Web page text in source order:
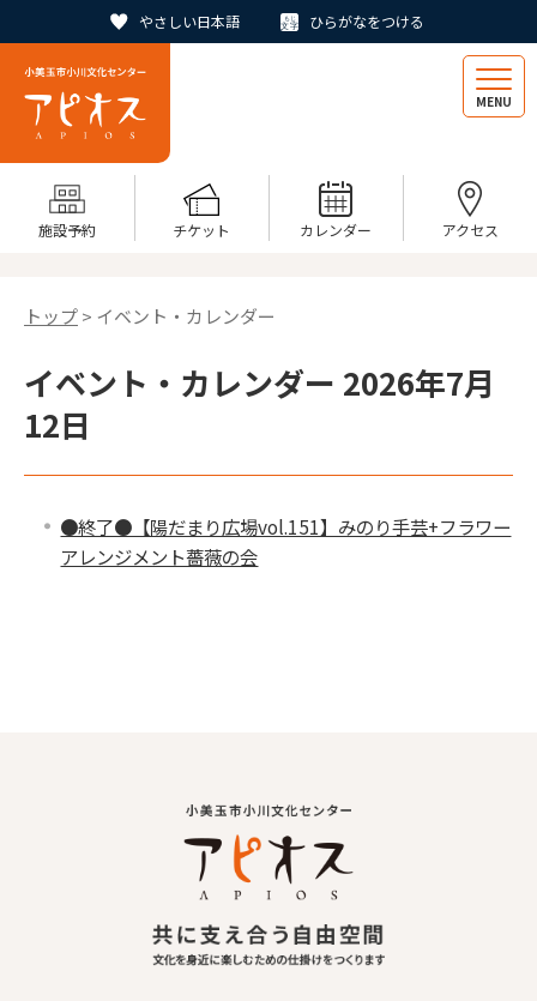
やさしい日本語 ひらがなをつける
MENU
施設予約 チケット カレンダー アクセス
トップ> イベント・カレンダー
イベント・カレンダー 2026年7月
12日
●終了●【陽だまり広場vol.151】みのり手芸+フラワー
アレンジメント薔薇の会